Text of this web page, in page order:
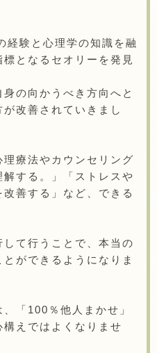
経験と心理学の知識を融
となるセオリーを発見
の向かうべき方向へと
改善されていきまし
療法やカウンセリング
する。」「ストレスや
善する」など、できる
て行うことで、本当の
ができるようになりま
「100％他人まかせ」
えではよくなりませ